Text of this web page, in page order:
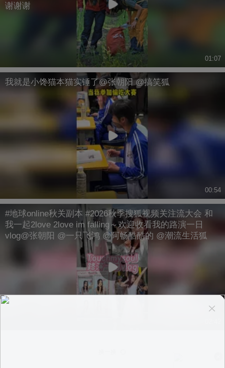
谢谢谢
01:07
我就是小馋猫本猫实锤了@张朝阳 @搞笑狐
00:54
#地球online秋关副本 #2026秋季搜狐视频关注流大会 和
我一起2love 2love im falling～欢迎收看我的路演一日
vlog@张朝阳 @一只飞鸿 @阿畅酷酷的 @潮流生活狐